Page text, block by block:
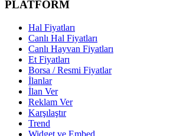
PLATFORM
Hal Fiyatları
Canlı Hal Fiyatları
Canlı Hayvan Fiyatları
Et Fiyatları
Borsa / Resmi Fiyatlar
İlanlar
İlan Ver
Reklam Ver
Karşılaştır
Trend
Widget ve Embed